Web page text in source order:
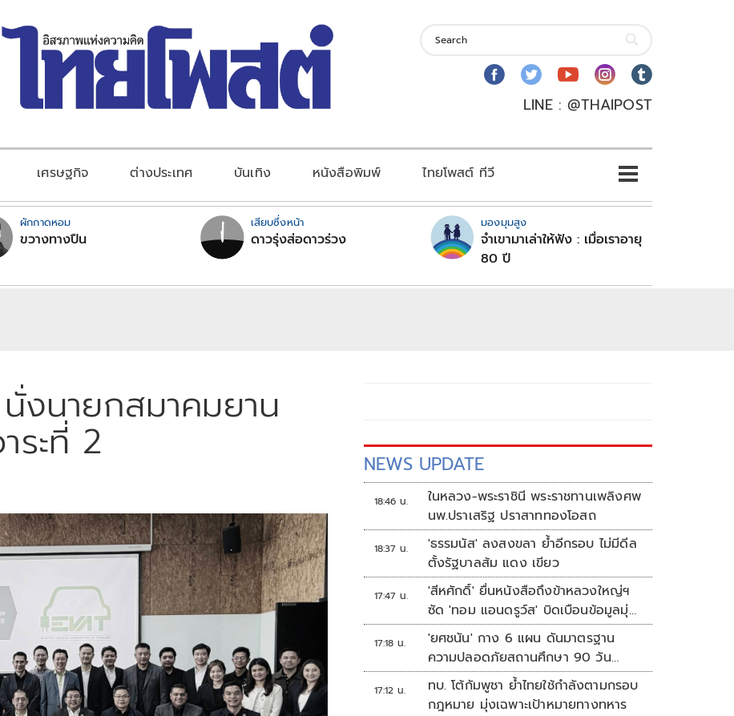
LINE : @THAIPOST
เศรษฐกิจ ต่างประเทศ บันเทิง หนังสือพิมพ์ ไทยโพสต์ ทีวี
ผักกาดหอม
ขวางทางปืน
เสียบซึ่งหน้า
ดาวรุ่งส่อดาวร่วง
มองมุมสูง
จำเขามาเล่าให้ฟัง : เมื่อเราอายุ
80 ปี
งนายกสมาคมยาน
ระที่ 2 NEWS UPDATE
18:46 น.
ในหลวง-พระราชินี พระราชทานเพลิงศพ
นพ.ปราเสริฐ ปราสาททองโอสถ
18:37 น.
'ธรรมนัส' ลงสงขลา ย้ำอีกรอบ ไม่มีดีล
ตั้งรัฐบาลส้ม แดง เขียว
17:47 น.
'สีหศักดิ์' ยื่นหนังสือถึงข้าหลวงใหญ่ฯ
ซัด 'ทอม แอนดรูว์ส' บิดเบือนข้อมูลมุ่ง
แสวงหาผลประโยชน์ทางการเมือง
17:18 น.
'ยศชนัน' กาง 6 แผน ดันมาตรฐาน
ความปลอดภัยสถานศึกษา 90 วัน
ป้องกันก่อเหตุรุนแรง
17:12 น.
ทบ. โต้กัมพูชา ย้ำไทยใช้กำลังตามกรอบ
กฎหมาย มุ่งเฉพาะเป้าหมายทางทหาร